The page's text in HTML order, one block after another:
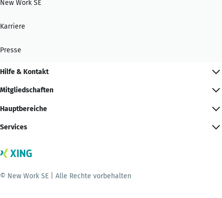
New Work SE
Karriere
Presse
Hilfe & Kontakt
Mitgliedschaften
Hauptbereiche
Services
© New Work SE | Alle Rechte vorbehalten